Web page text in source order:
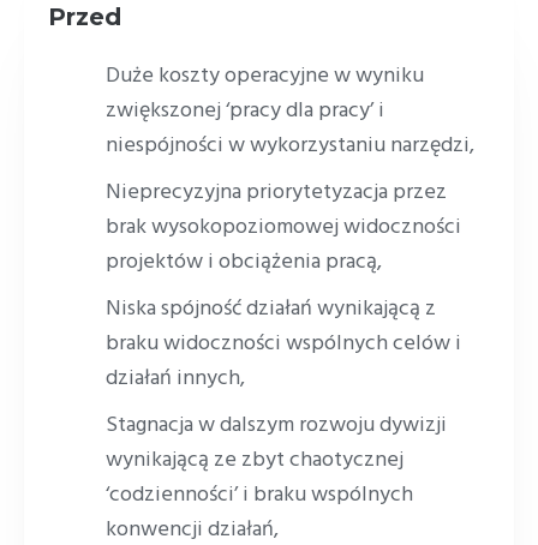
Przed
Duże koszty operacyjne w wyniku
zwiększonej ‘pracy dla pracy’ i
niespójności w wykorzystaniu narzędzi,
Nieprecyzyjna priorytetyzacja przez
brak wysokopoziomowej widoczności
projektów i obciążenia pracą,
Niska spójność działań wynikającą z
braku widoczności wspólnych celów i
działań innych,
Stagnacja w dalszym rozwoju dywizji
wynikającą ze zbyt chaotycznej
‘codzienności’ i braku wspólnych
konwencji działań,